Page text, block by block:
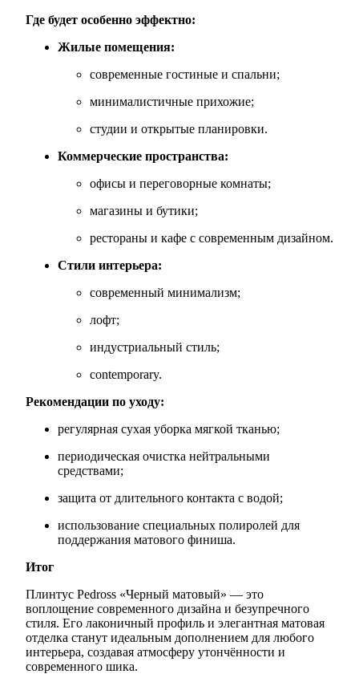
Где будет особенно эффектно:
Жилые помещения:
современные гостиные и спальни;
минималистичные прихожие;
студии и открытые планировки.
Коммерческие пространства:
офисы и переговорные комнаты;
магазины и бутики;
рестораны и кафе с современным дизайном.
Стили интерьера:
современный минимализм;
лофт;
индустриальный стиль;
contemporary.
Рекомендации по уходу:
регулярная сухая уборка мягкой тканью;
периодическая очистка нейтральными
средствами;
защита от длительного контакта с водой;
использование специальных полиролей для
поддержания матового финиша.
Итог
Плинтус Pedross «Черный матовый» — это
воплощение современного дизайна и безупречного
стиля. Его лаконичный профиль и элегантная матовая
отделка станут идеальным дополнением для любого
интерьера, создавая атмосферу утончённости и
современного шика.